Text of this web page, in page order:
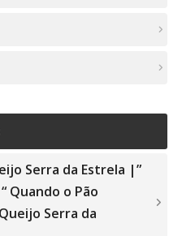
Serra da Estrela |”
Quando o Pão
Serra da